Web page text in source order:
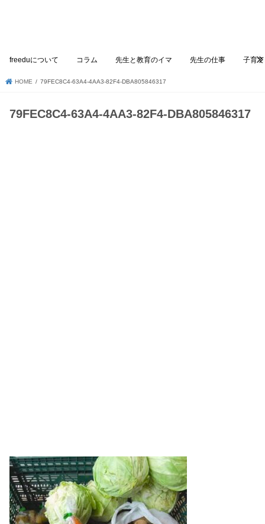
freeduについて コラム 先生と教育のイマ 先生の仕事 子育て
HOME 79FEC8C4-63A4-4AA3-82F4-DBA805846317
79FEC8C4-63A4-4AA3-82F4-DBA805846317